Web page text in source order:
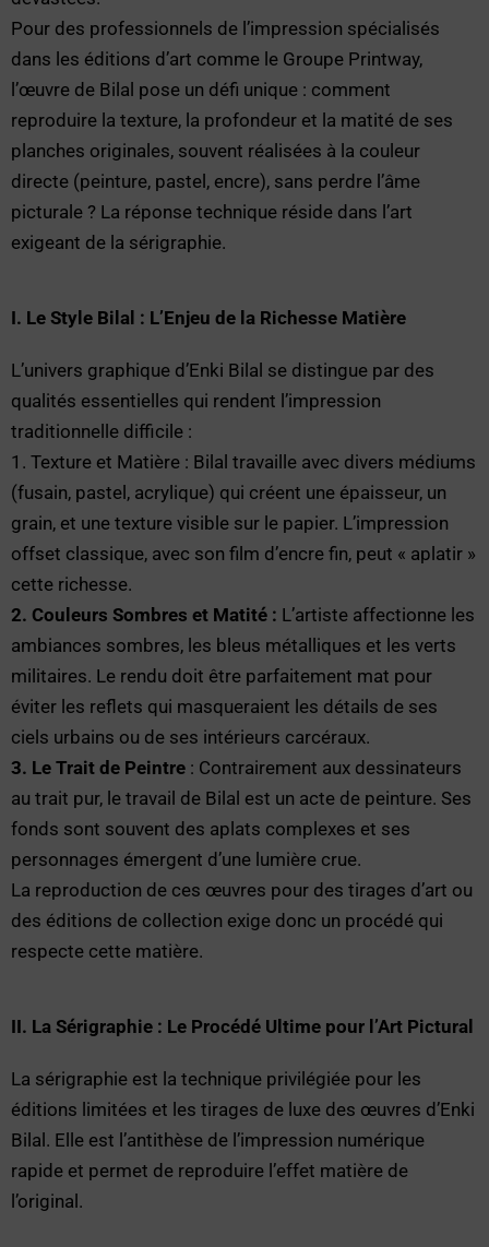
Pour des professionnels de l’impression spécialisés
dans les éditions d’art comme le Groupe Printway,
l’œuvre de Bilal pose un défi unique : comment
reproduire la texture, la profondeur et la matité de ses
planches originales, souvent réalisées à la couleur
directe (peinture, pastel, encre), sans perdre l’âme
picturale ? La réponse technique réside dans l’art
exigeant de la sérigraphie.
I. Le Style Bilal : L’Enjeu de la Richesse Matière
L’univers graphique d’Enki Bilal se distingue par des
qualités essentielles qui rendent l’impression
traditionnelle difficile :
1. Texture et Matière : Bilal travaille avec divers médiums
(fusain, pastel, acrylique) qui créent une épaisseur, un
grain, et une texture visible sur le papier. L’impression
offset classique, avec son film d’encre fin, peut « aplatir »
cette richesse.
2. Couleurs Sombres et Matité : L’artiste affectionne les
ambiances sombres, les bleus métalliques et les verts
militaires. Le rendu doit être parfaitement mat pour
éviter les reflets qui masqueraient les détails de ses
ciels urbains ou de ses intérieurs carcéraux.
3. Le Trait de Peintre : Contrairement aux dessinateurs
au trait pur, le travail de Bilal est un acte de peinture. Ses
fonds sont souvent des aplats complexes et ses
personnages émergent d’une lumière crue.
La reproduction de ces œuvres pour des tirages d’art ou
des éditions de collection exige donc un procédé qui
respecte cette matière.
II. La Sérigraphie : Le Procédé Ultime pour l’Art Pictural
La sérigraphie est la technique privilégiée pour les
éditions limitées et les tirages de luxe des œuvres d’Enki
Bilal. Elle est l’antithèse de l’impression numérique
rapide et permet de reproduire l’effet matière de
l’original.